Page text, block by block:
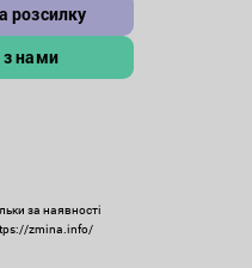
розсилку
з нами
за наявності
zmina.info/